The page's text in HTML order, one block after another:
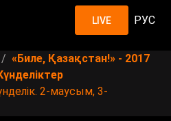
LIVE РУС
«Биле, Қазақстан!» - 2017
2-маусым, 3-